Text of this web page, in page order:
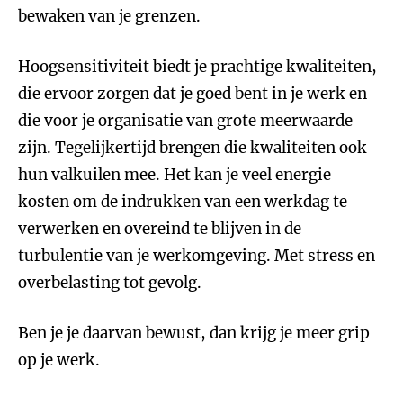
bewaken van je grenzen.
Hoogsensitiviteit biedt je prachtige kwaliteiten,
die ervoor zorgen dat je goed bent in je werk en
die voor je organisatie van grote meerwaarde
zijn. Tegelijkertijd brengen die kwaliteiten ook
hun valkuilen mee. Het kan je veel energie
kosten om de indrukken van een werkdag te
verwerken en overeind te blijven in de
turbulentie van je werkomgeving. Met stress en
overbelasting tot gevolg.
Ben je je daarvan bewust, dan krijg je meer grip
op je werk.